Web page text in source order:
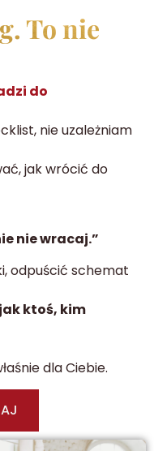
To nie
do
nie uzależniam
jak wrócić do
nie wracaj.”
odpuścić schemat
ktoś, kim
dla Ciebie.